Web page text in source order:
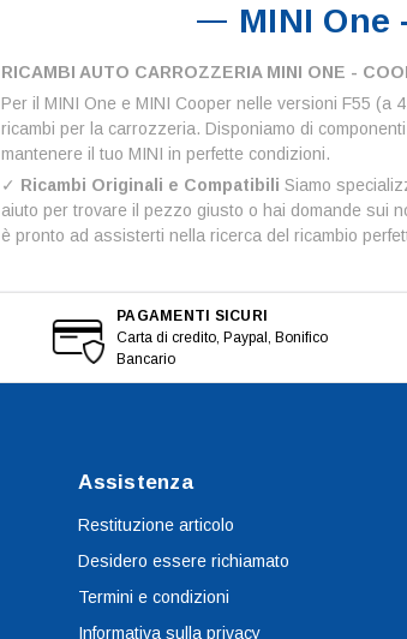
MINI One
RICAMBI AUTO CARROZZERIA MINI ONE -
Per il MINI One e MINI Cooper nelle versioni F55 (a
ricambi per la carrozzeria. Disponiamo di
mantenere il tuo MINI in perfette condizioni.
✓ Ricambi Originali e Compatibili Siamo
aiuto per trovare il pezzo giusto o hai domande sui
è pronto ad assisterti nella ricerca del ricambio
PAGAMENTI SICURI
Carta di credito, Paypal, Bonifico
Bancario
Assistenza
Restituzione articolo
Desidero essere richiamato
Termini e condizioni
Informativa sulla privacy